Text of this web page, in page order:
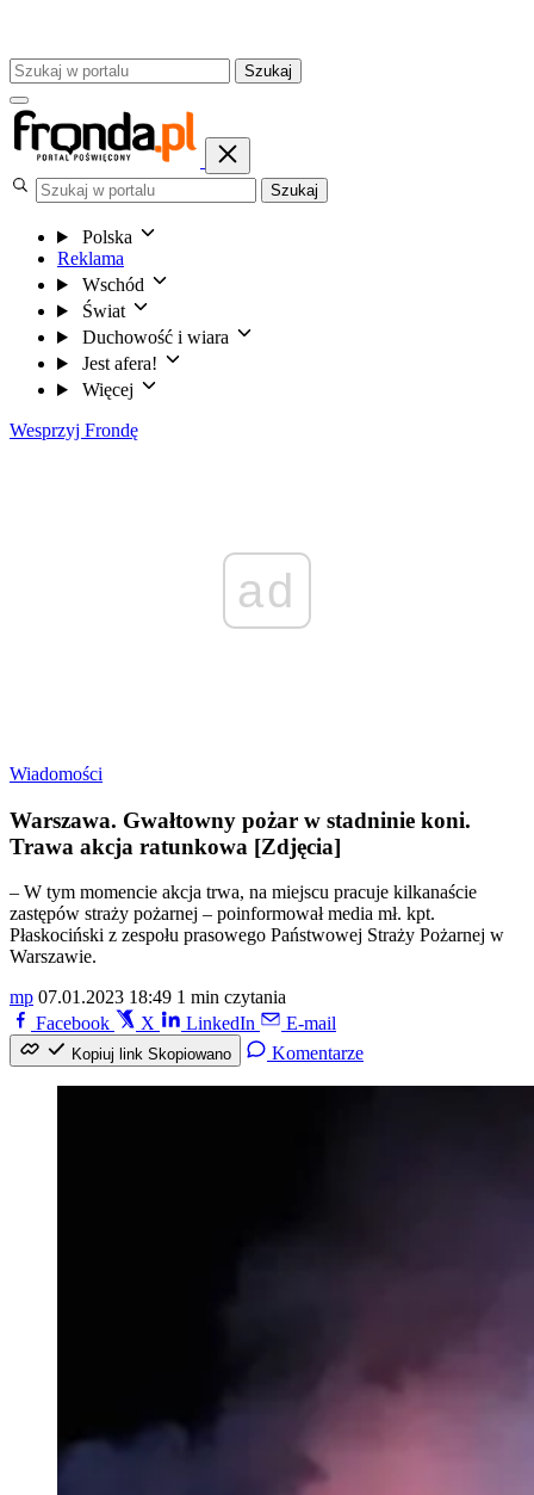
Szukaj
Szukaj
Polska
Reklama
Wschód
Świat
Duchowość i wiara
Jest afera!
Więcej
Wesprzyj Frondę
ad
Wiadomości
Warszawa. Gwałtowny pożar w stadninie koni.
Trawa akcja ratunkowa [Zdjęcia]
– W tym momencie akcja trwa, na miejscu pracuje kilkanaście
zastępów straży pożarnej – poinformował media mł. kpt.
Płaskociński z zespołu prasowego Państwowej Straży Pożarnej w
Warszawie.
mp 07.01.2023 18:49 1 min czytania
Facebook
X LinkedIn E-mail
Kopiuj link Skopiowano Komentarze